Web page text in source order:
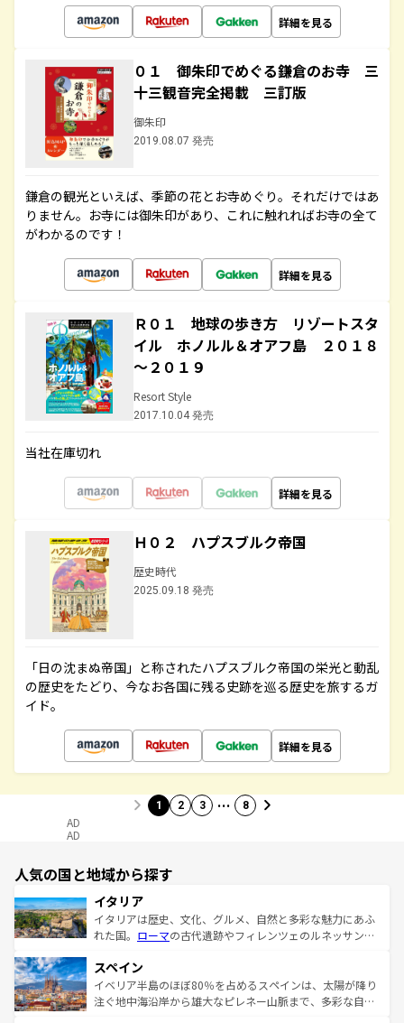
詳細を見る
０１ 御朱印でめぐる鎌倉のお寺 三
十三観音完全掲載 三訂版
御朱印
2019.08.07 発売
鎌倉の観光といえば、季節の花とお寺めぐり。それだけではあ
りません。お寺には御朱印があり、これに触れればお寺の全て
がわかるのです！
詳細を見る
Ｒ０１ 地球の歩き方 リゾートスタ
イル ホノルル＆オアフ島 ２０１８
～２０１９
Resort Style
2017.10.04 発売
当社在庫切れ
詳細を見る
Ｈ０２ ハプスブルク帝国
歴史時代
2025.09.18 発売
「日の沈まぬ帝国」と称されたハプスブルク帝国の栄光と動乱
の歴史をたどり、今なお各国に残る史跡を巡る歴史を旅するガ
イド。
詳細を見る
1 2 3 … 8
AD
AD
人気の国と地域から探す
イタリア
イタリアは歴史、文化、グルメ、自然と多彩な魅力にあふ
れた国。 ローマの古代遺跡やフィレンツェのルネッサンス
ろん、トスカーナの美しい田園風景やアマルフィ海岸の絶
景など、自然景観も見逃せない。観光の合間には、本場の
ピザやパスタなど、絶品のイタリア料理を堪能することも
スペイン
イベリア半島のほぼ80％を占めるスペインは、太陽が降り
注ぐ地中海沿岸から雄大なピレネー山脈まで、多彩な自然